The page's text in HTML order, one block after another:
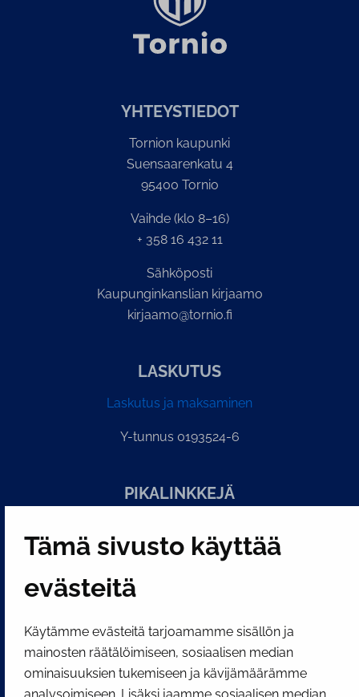
Tämä sivusto käyttää
evästeitä
Käytämme evästeitä tarjoamamme sisällön ja
mainosten räätälöimiseen, sosiaalisen median
ominaisuuksien tukemiseen ja kävijämäärämme
YH­TEYS­TIE­DOT
Tornion kaupunki
Suensaarenkatu 4
95400 Tornio
Vaihde (klo 8–16)
+ 358 16 432 11
Sähköposti
Kaupunginkanslian kirjaamo
kirjaamo@tornio.fi
LASKUTUS
Laskutus ja maksaminen
Y-tunnus 0193524-6
PI­KA­LINK­KE­JÄ
Näytä evästeasetukseni
SOSIAALINEN MEDIA